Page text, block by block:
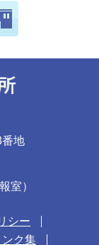
地
室）
シー
ンク集